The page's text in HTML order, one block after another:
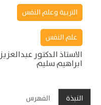
التربية وعلم النفس
علم النفس
الاستاذ الدكتور عبدالعزيز
ابراهيم سليم
النبذة الفهرس